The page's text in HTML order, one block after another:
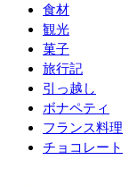
食材
観光
菓子
旅行記
引っ越し
ボナペティ
フランス料理
チョコレート